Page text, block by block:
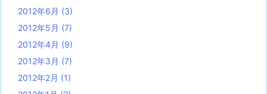
2012年6月 (3)
2012年5月 (7)
2012年4月 (9)
2012年3月 (7)
2012年2月 (1)